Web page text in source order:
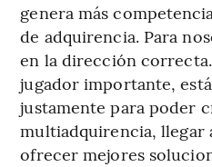
genera más
de adquirencia. Para
en la dirección
jugador importante,
justamente para poder
multiadquirencia, llegar
ofrecer mejores